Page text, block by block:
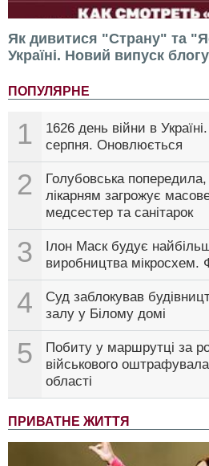
Як дивитися "Страну" та
Україні. Новий випуск
ПОПУЛЯРНЕ
1
1626 день війни в
серпня. Оновлюється
2
Голубовська
лікарням загрожує
медсестер та санітарок
3
Ілон Маск будує
виробництва мікросхем.
4
Суд заблокував
залу у Білому домі
5
Побиту у маршрутці за
військового оштрафувала
області
ПРИВАТНЕ ЖИТТЯ